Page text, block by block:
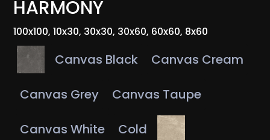
HARMONY
100x100, 10x30, 30x30, 30x60, 60x60, 8x60
Canvas Black Canvas Cream
Canvas Grey Canvas Taupe
Canvas White Cold